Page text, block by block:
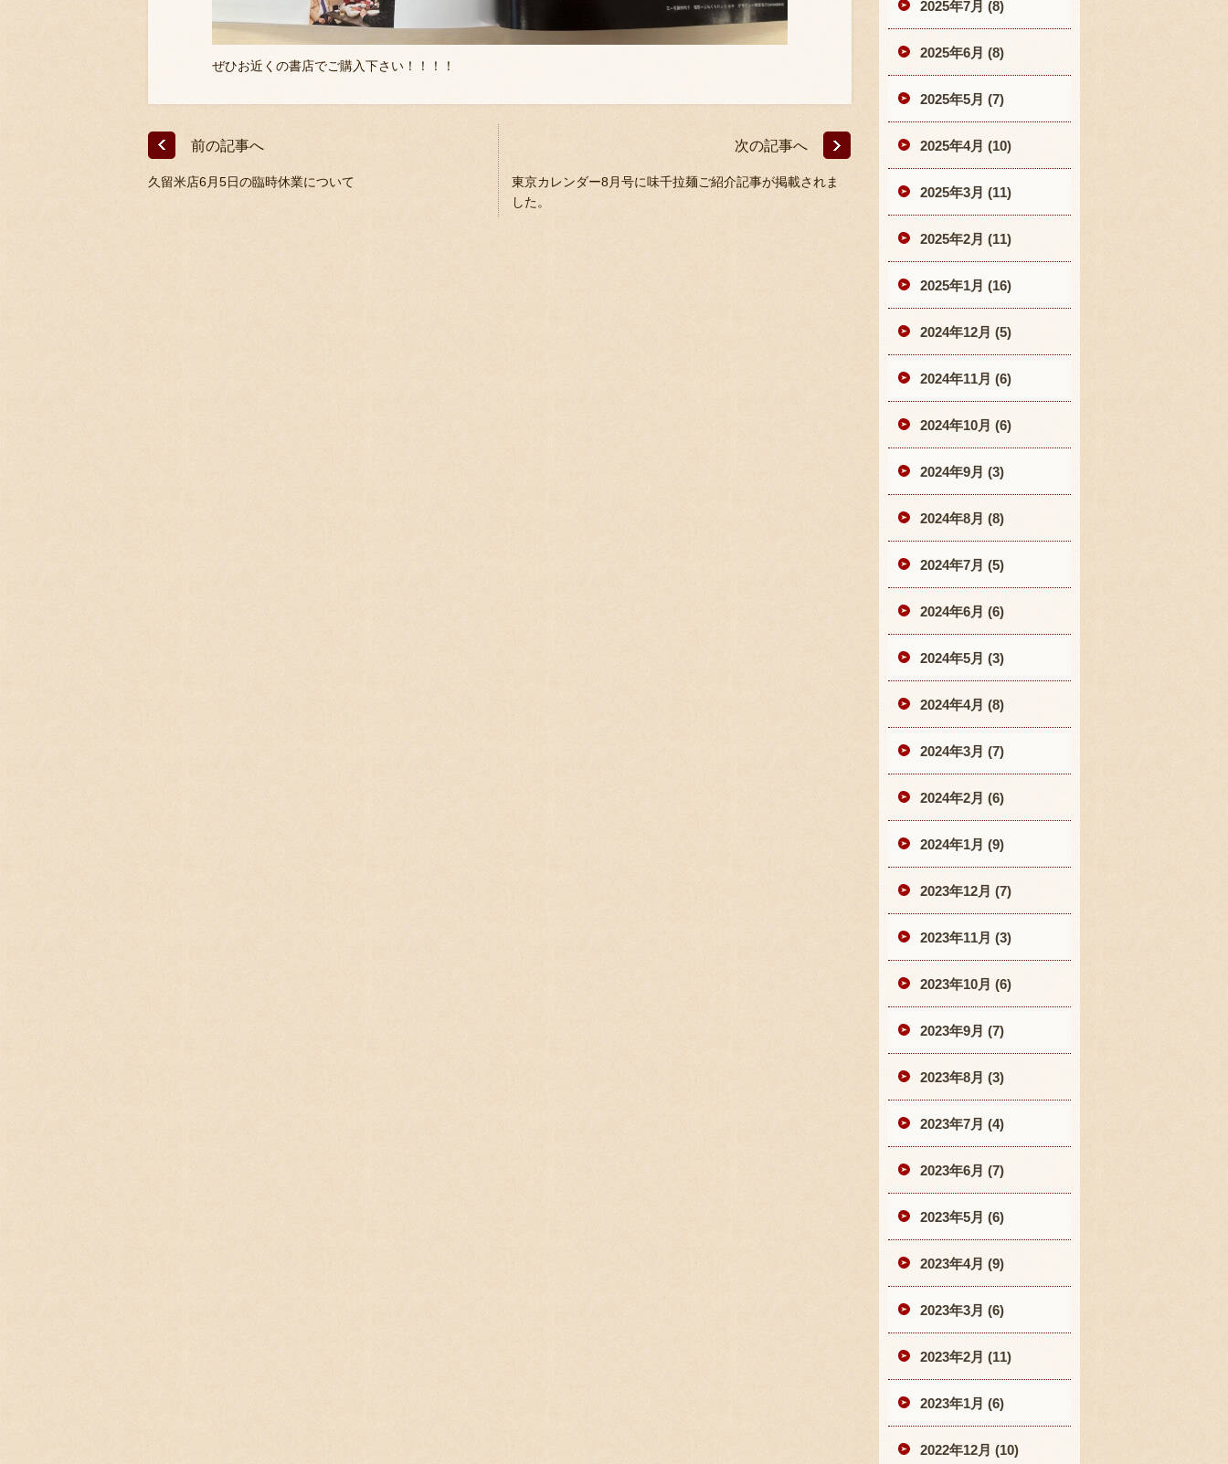
ぜひお近くの書店でご購入下さい！！！！
前の記事へ
久留米店6月5日の臨時休業について
次の記事へ
東京カレンダー8月号に味千拉麺ご紹介記事が掲載されま
した。
2025年7月 (8)
2025年6月 (8)
2025年5月 (7)
2025年4月 (10)
2025年3月 (11)
2025年2月 (11)
2025年1月 (16)
2024年12月 (5)
2024年11月 (6)
2024年10月 (6)
2024年9月 (3)
2024年8月 (8)
2024年7月 (5)
2024年6月 (6)
2024年5月 (3)
2024年4月 (8)
2024年3月 (7)
2024年2月 (6)
2024年1月 (9)
2023年12月 (7)
2023年11月 (3)
2023年10月 (6)
2023年9月 (7)
2023年8月 (3)
2023年7月 (4)
2023年6月 (7)
2023年5月 (6)
2023年4月 (9)
2023年3月 (6)
2023年2月 (11)
2023年1月 (6)
2022年12月 (10)